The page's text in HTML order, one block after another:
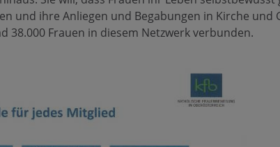
und ihre Anliegen und Begabungen in Kirche und
38.000 Frauen in diesem Netzwerk verbunden.